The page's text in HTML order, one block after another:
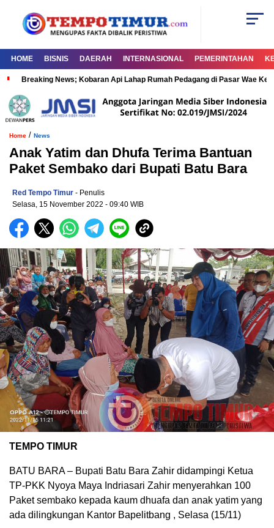
HOME BISNIS DAERAH INTERNASIONAL PEMERINTAHAN
Breaking News; Kobaran Api Lahap Rumah Pedagang di Pasar Wae
Home / News
Anak Yatim dan Dhufa Terima Bantuan
Paket Sembako dari Bupati Batu Bara
Red Tempo Timur - Penulis
Selasa, 15 November 2022 - 09:40 WIB
TEMPO TIMUR
BATU BARA – Bupati Batu Bara Zahir didampingi Ketua
TP-PKK Nyoya Maya Indriasari Zahir menyerahkan 100
Paket sembako kepada kaum dhuafa dan anak yatim yang
ada dilingkungan Kantor Bapelitbang , Selasa (15/11)